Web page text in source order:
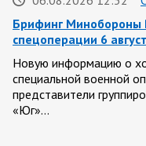
Брифинг
спецоперации 6
Новую информацию о
специальной военной
представители
«Юг»…